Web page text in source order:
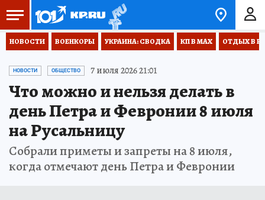
НОВОСТИ ВОЕНКОРЫ УКРАИНА: СВОДКА КП В МАХ ОТДЫХ В
НОВОСТИ ОБЩЕСТВО 7 июля 2026 21:01
Что можно и нельзя делать в
день Петра и Февронии 8 июля
на Русальницу
Собрали приметы и запреты на 8 июля,
когда отмечают день Петра и Февронии